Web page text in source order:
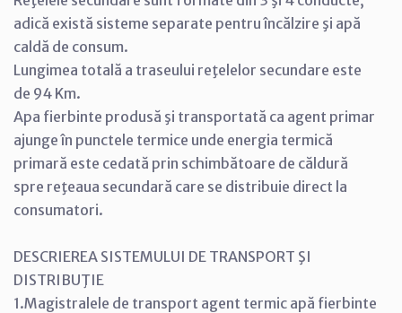
adică există sisteme separate pentru încălzire şi apă
caldă de consum.
Lungimea totală a traseului reţelelor secundare este
de 94 Km.
Apa fierbinte produsă şi transportată ca agent primar
ajunge în punctele termice unde energia termică
primară este cedată prin schimbătoare de căldură
spre reţeaua secundară care se distribuie direct la
consumatori.
DESCRIEREA SISTEMULUI DE TRANSPORT ŞI
DISTRIBUŢIE
1.Magistralele de transport agent termic apă fierbinte